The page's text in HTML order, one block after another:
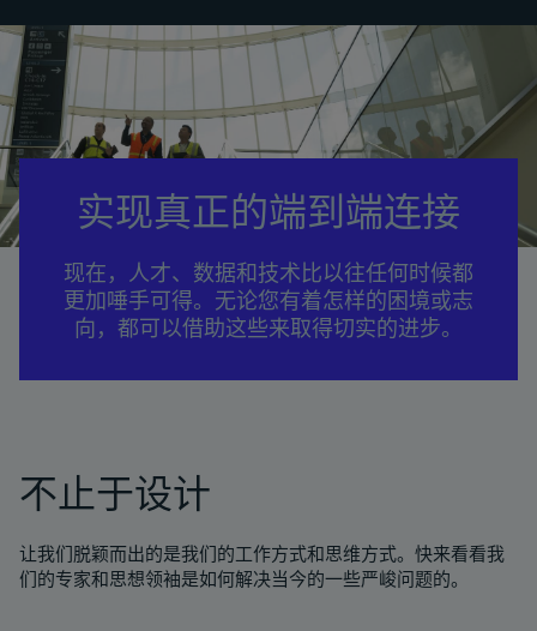
实现真正的端到端连接
现在，人才、数据和技术比以往任何时候都
更加唾手可得。无论您有着怎样的困境或志
向，都可以借助这些来取得切实的进步。
不止于设计
让我们脱颖而出的是我们的工作方式和思维方式。快来看看我
们的专家和思想领袖是如何解决当今的一些严峻问题的。